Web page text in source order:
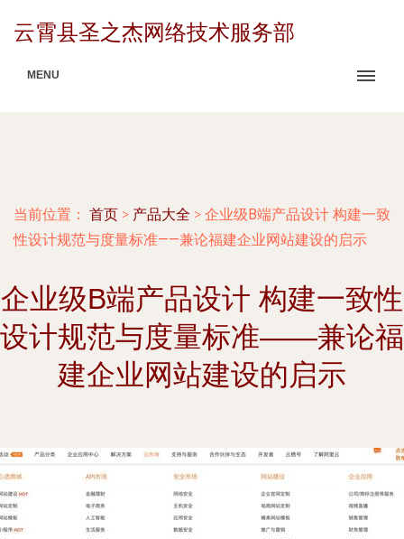
云霄县圣之杰网络技术服务部
MENU
当前位置： 首页 > 产品大全 > 企业级B端产品设计 构建一致
性设计规范与度量标准——兼论福建企业网站建设的启示
企业级B端产品设计 构建一致性
设计规范与度量标准——兼论福
建企业网站建设的启示